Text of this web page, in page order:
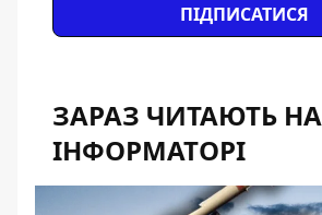
ПІДПИСАТИСЯ
ЗАРАЗ ЧИТАЮТЬ НА
ІНФОРМАТОРІ